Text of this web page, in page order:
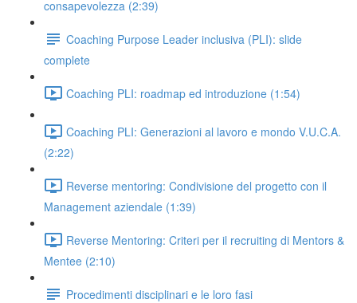
consapevolezza (2:39)
Coaching Purpose Leader inclusiva (PLI): slide
complete
Coaching PLI: roadmap ed introduzione (1:54)
Coaching PLI: Generazioni al lavoro e mondo V.U.C.A.
(2:22)
Reverse mentoring: Condivisione del progetto con il
Management aziendale (1:39)
Reverse Mentoring: Criteri per il recruiting di Mentors &
Mentee (2:10)
Procedimenti disciplinari e le loro fasi